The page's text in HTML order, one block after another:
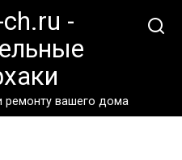
-
ремонту вашего дома